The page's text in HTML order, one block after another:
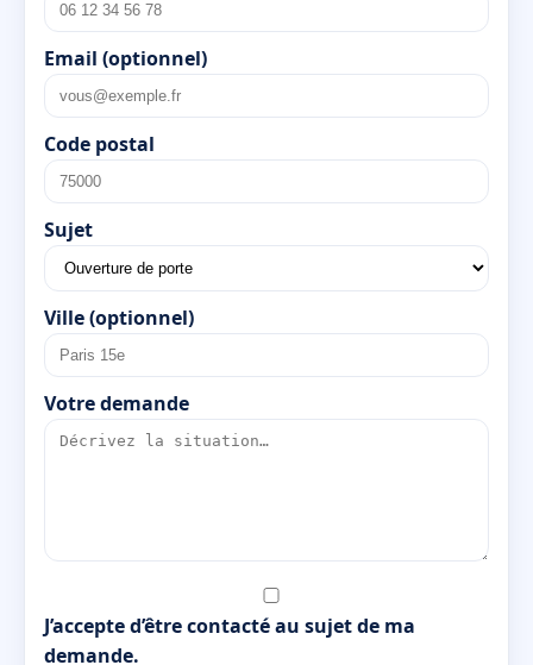
Email (optionnel)
Code postal
Sujet
Ville (optionnel)
Votre demande
J’accepte d’être contacté au sujet de ma
demande.